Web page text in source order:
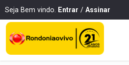
Seja Bem vindo. Entrar / Assinar